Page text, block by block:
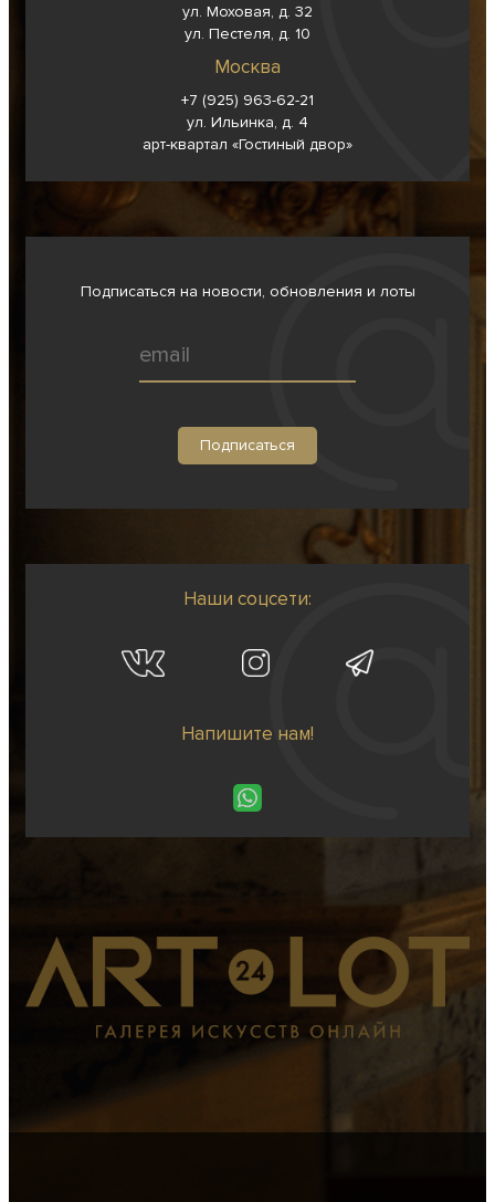
ул. Моховая, д. 32
ул. Пестеля, д. 10
Москва
+7 (925) 963-62-21
ул. Ильинка, д. 4
арт-квартал «Гостиный двор»
Подписаться на новости, обновления и лоты
Наши соцсети:
Напишите нам!